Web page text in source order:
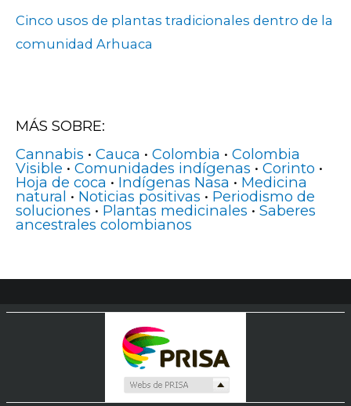
Cinco usos de plantas tradicionales dentro de la
comunidad Arhuaca
MÁS SOBRE:
Cannabis • Cauca • Colombia • Colombia
Visible • Comunidades indígenas • Corinto •
Hoja de coca • Indígenas Nasa • Medicina
natural • Noticias positivas • Periodismo de
soluciones • Plantas medicinales • Saberes
ancestrales colombianos